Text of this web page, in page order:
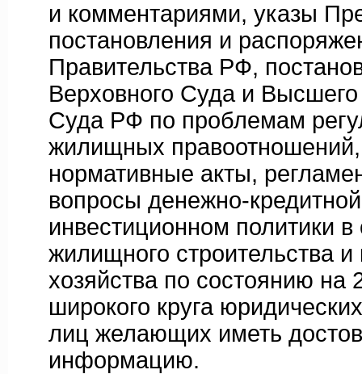
и комментариями, указы
постановления и
Правительства РФ,
Верховного Суда и
Суда РФ по проблемам
жилищных правоотношений,
нормативные акты,
вопросы денежно-
инвестиционном политики в
жилищного строительства
хозяйства по состоянию на
широкого круга
лиц желающих иметь
информацию.